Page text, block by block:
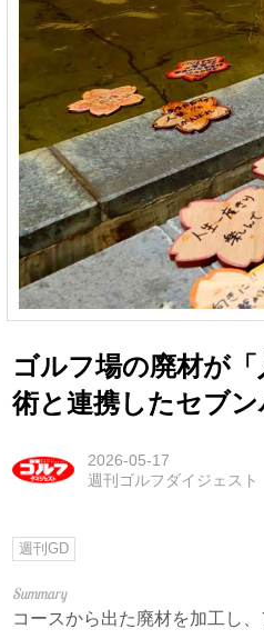
ゴルフ場の廃材が
術と連携したセブ
2026-05-17
週刊ゴルフダイジェスト
週刊GD
コースから出た廃材を加工し